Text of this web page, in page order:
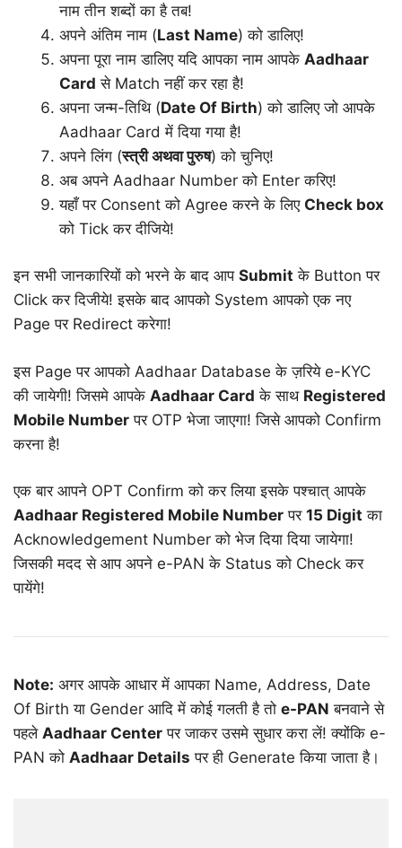
नाम तीन शब्दों का है तब!
अपने अंतिम नाम (Last Name) को डालिए!
अपना पूरा नाम डालिए यदि आपका नाम आपके Aadhaar
Card से Match नहीं कर रहा है!
अपना जन्म-तिथि (Date Of Birth) को डालिए जो आपके
Aadhaar Card में दिया गया है!
अपने लिंग (स्त्री अथवा पुरुष) को चुनिए!
अब अपने Aadhaar Number को Enter करिए!
यहाँ पर Consent को Agree करने के लिए Check box
को Tick कर दीजिये!
इन सभी जानकारियों को भरने के बाद आप Submit के Button पर
Click कर दिजीये! इसके बाद आपको System आपको एक नए
Page पर Redirect करेगा!
इस Page पर आपको Aadhaar Database के ज़रिये e-KYC
की जायेगी! जिसमे आपके Aadhaar Card के साथ Registered
Mobile Number पर OTP भेजा जाएगा! जिसे आपको Confirm
करना है!
एक बार आपने OPT Confirm को कर लिया इसके पश्चात् आपके
Aadhaar Registered Mobile Number पर 15 Digit का
Acknowledgement Number को भेज दिया दिया जायेगा!
जिसकी मदद से आप अपने e-PAN के Status को Check कर
पायेंगे!
Note: अगर आपके आधार में आपका Name, Address, Date
Of Birth या Gender आदि में कोई गलती है तो e-PAN बनवाने से
पहले Aadhaar Center पर जाकर उसमे सुधार करा लें! क्योंकि e-
PAN को Aadhaar Details पर ही Generate किया जाता है।